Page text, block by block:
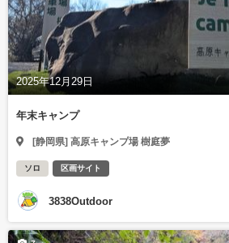
2025年12月29日
年末キャンプ
[静岡県] 高原キャンプ場 樹庭夢
ソロ 区画サイト
3838Outdoor